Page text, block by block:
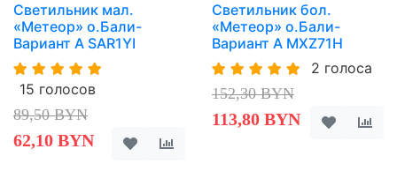
Светильник мал.
«Метеор» о.Бали-
Вариант A SAR1YI
15 голосов
89,50 BYN
62,10 BYN
Светильник бол.
«Метеор» о.Бали-
Вариант A MXZ71H
2 голоса
152,30 BYN
113,80 BYN